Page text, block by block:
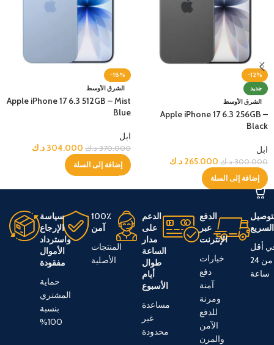
-12%
جديد
الشرق الأوسط
Apple iPhone 17 6.3 256GB –
Black
ابل
300.000 د.ك 265.000 د.ك
إضافة إلى السلة
-18%
الشرق الأوسط
Apple iPhone 17 6.3 512GB – Mist
Blue
ابل
370.000 د.ك 304.000 د.ك
إضافة إلى السلة
السريع
أقل
من 24
ساعة
الدفع
عبر
الإنترنت
خيارات
دفع
آمنة
ومرنة
للدفع
الآمن
والمرن
الدعم
على
مدار
الساعة
طوال
أيام
الأسبوع
مساعدة
غير
محدودة
100٪
آمن
المنتجات
الأصلية
سياسة
الإرجاع
واسترداد
الأموال
مفقودة
حماية
المشتري
بنسبة
100%